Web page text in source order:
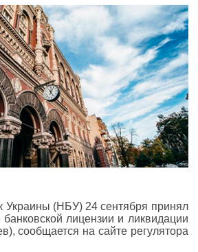
Украины (НБУ) 24 сентября принял
лицензии и ликвидации
сообщается на сайте регулятора